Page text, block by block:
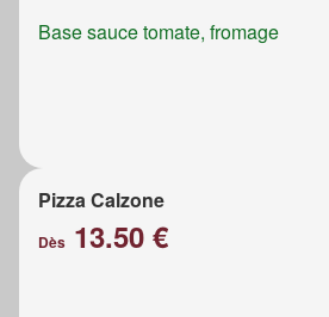
Base sauce tomate, fromage
Pizza Calzone
Dès 13.50 €